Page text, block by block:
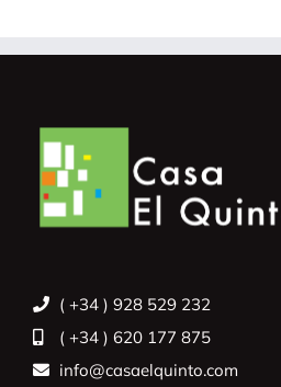
( +34 ) 928 529 232
( +34 ) 620 177 875
info@casaelquinto.com